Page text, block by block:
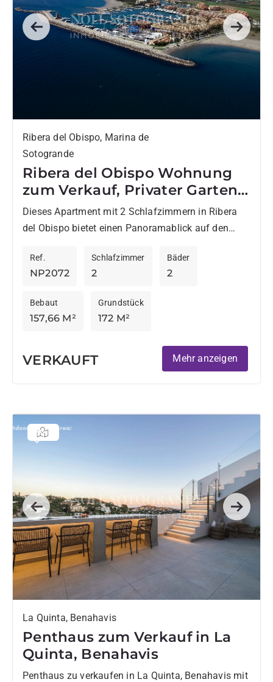
Previous Next
Ribera del Obispo, Marina de
Sotogrande
Ribera del Obispo Wohnung
zum Verkauf, Privater Garten
& Marina Ansichten
Dieses Apartment mit 2 Schlafzimmern in Ribera
del Obispo bietet einen Panoramablick auf den
Restaurants und Geschäften des...
NP2072
Ref.
2
Schlafzimmer
2
Bäder
157,66 M²
Bebaut
172 M²
Grundstück
VERKAUFT Mehr anzeigen
Previous Next
La Quinta, Benahavis
Penthaus zum Verkauf in La
Quinta, Benahavis
Penthaus zu verkaufen in La Quinta, Benahavis mit